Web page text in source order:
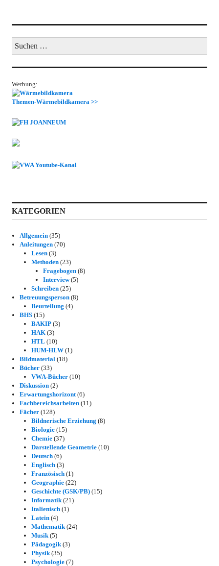
nach:
Werbung:
Themen-Wärmebildkamera >>
KATEGORIEN
Allgemein (35)
Anleitungen (70)
Lesen (3)
Methoden (23)
Fragebogen (8)
Interview(5)
Schreiben (25)
Betreuungsperson (8)
Beurteilung (4)
BHS (15)
BAKIP (3)
HAK (3)
HTL (10)
HUM-HLW (1)
Bildmaterial (18)
Bücher (33)
VWA-Bücher (10)
Diskussion (2)
Erwartungshorizont(6)
Fachbereichsarbeiten (11)
Fächer (128)
Bildnerische Erziehung (8)
Biologie (15)
Chemie (37)
Darstellende Geometrie (10)
Deutsch (6)
Englisch (3)
Französisch (1)
Geographie (22)
Geschichte (GSK/PB) (15)
Informatik(21)
Italienisch (1)
Latein (4)
Mathematik(24)
Musik(5)
Pädagogik(3)
Physik(35)
Psychologie (7)